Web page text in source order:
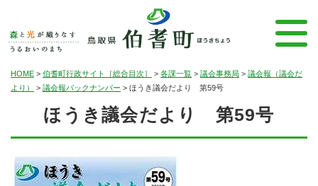
HOME > 伯耆町行政サイト［総合目次］ > 各課一覧 > 議会事務局 > 議会報（議会だ
より）
> 議会報バックナンバー > ほうき議会だより 第59号
ほうき議会だより 第59号